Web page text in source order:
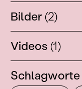
Bilder (2)
Videos (1)
Schlagworte